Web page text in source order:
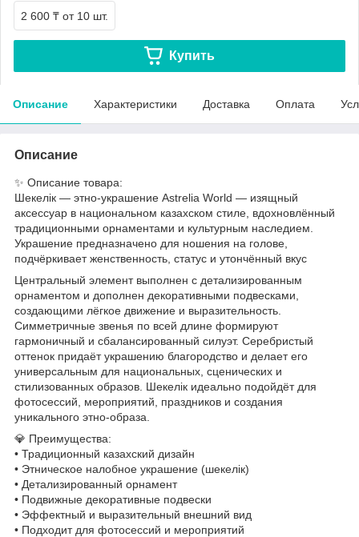
2 600 ₸ от 10 шт.
Купить
Описание Характеристики Доставка Оплата
Описание
✨ Описание товара:
Шекелік — этно-украшение Astrelia World — изящный
аксессуар в национальном казахском стиле, вдохновлённый
традиционными орнаментами и культурным наследием.
Украшение предназначено для ношения на голове,
подчёркивает женственность, статус и утончённый вкус
Центральный элемент выполнен с детализированным
орнаментом и дополнен декоративными подвесками,
создающими лёгкое движение и выразительность.
Симметричные звенья по всей длине формируют
гармоничный и сбалансированный силуэт. Серебристый
оттенок придаёт украшению благородство и делает его
универсальным для национальных, сценических и
стилизованных образов. Шекелік идеально подойдёт для
фотосессий, мероприятий, праздников и создания
уникального этно-образа.
💎 Преимущества:
• Традиционный казахский дизайн
• Этническое налобное украшение (шекелік)
• Детализированный орнамент
• Подвижные декоративные подвески
• Эффектный и выразительный внешний вид
• Подходит для фотосессий и мероприятий